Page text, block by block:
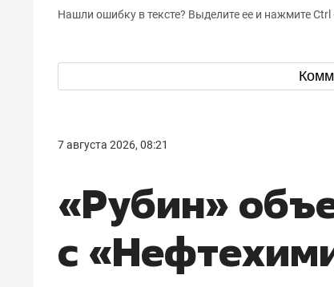
Нашли ошибку в тексте? Выделите ее и нажмите Ctrl
7 августа 2026, 08:21
«Рубин»
с